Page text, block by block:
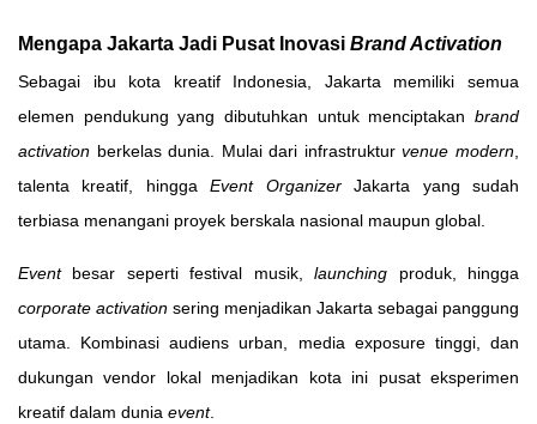
Mengapa Jakarta Jadi Pusat Inovasi Brand Activation
Sebagai ibu kota kreatif Indonesia, Jakarta memiliki semua
elemen pendukung yang dibutuhkan untuk menciptakan brand
activation berkelas dunia. Mulai dari infrastrukturvenue modern
talenta kreatif, hinggaEvent OrganizerJakarta yang sudah
terbiasa menangani proyek berskala nasional maupun global.
Eventbesar seperti festival musik,launching produk, hingga
corporate activation sering menjadikan Jakarta sebagai panggung
utama. Kombinasi audiens urban, media exposure tinggi, dan
dukungan vendor lokal menjadikan kota ini pusat eksperimen
kreatif dalam dunia event.